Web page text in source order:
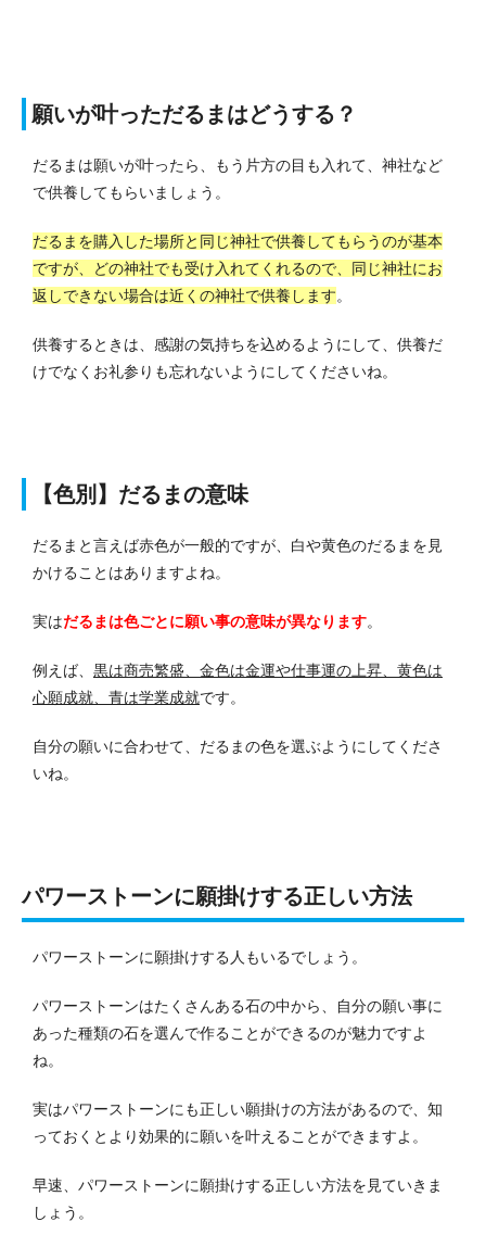
願いが叶っただるまはどうする？
だるまは願いが叶ったら、もう片方の目も入れて、神社など
で供養してもらいましょう。
だるまを購入した場所と同じ神社で供養してもらうのが基本
ですが、どの神社でも受け入れてくれるので、同じ神社にお
返しできない場合は近くの神社で供養します。
供養するときは、感謝の気持ちを込めるようにして、供養だ
けでなくお礼参りも忘れないようにしてくださいね。
【色別】だるまの意味
だるまと言えば赤色が一般的ですが、白や黄色のだるまを見
かけることはありますよね。
実はだるまは色ごとに願い事の意味が異なります。
例えば、 黒は商売繁盛、金色は金運や仕事運の上昇、黄色は
心願成就、青は学業成就です。
自分の願いに合わせて、だるまの色を選ぶようにしてくださ
いね。
パワーストーンに願掛けする正しい方法
パワーストーンに願掛けする人もいるでしょう。
パワーストーンはたくさんある石の中から、自分の願い事に
あった種類の石を選んで作ることができるのが魅力ですよ
ね。
実はパワーストーンにも正しい願掛けの方法があるので、知
っておくとより効果的に願いを叶えることができますよ。
早速、パワーストーンに願掛けする正しい方法を見ていきま
しょう。